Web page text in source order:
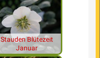
Stauden Blütezeit
Januar